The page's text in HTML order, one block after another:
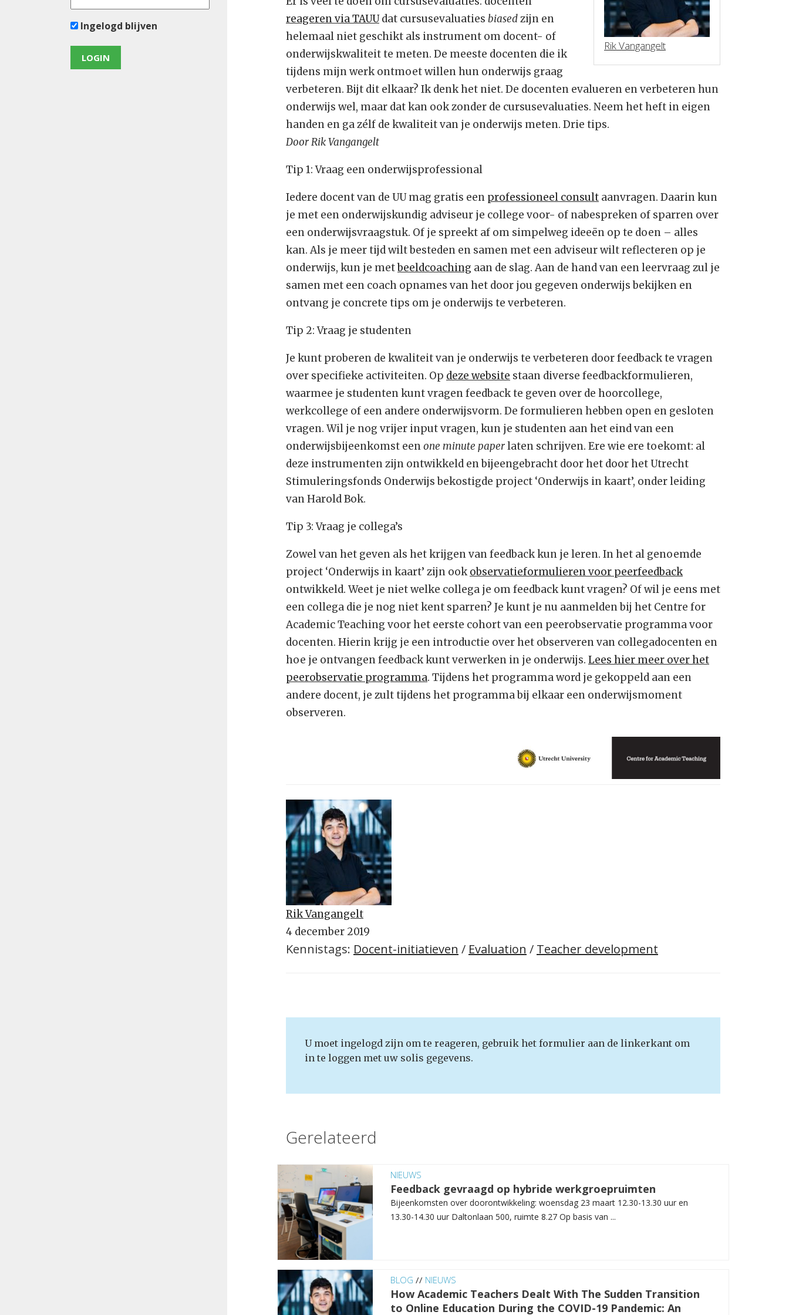
Ingelogd blijven
Rik Vangangelt
reageren via TAUUdat cursusevaluaties biasedzijn en
helemaal niet geschikt als instrument om docent- of
onderwijskwaliteit te meten. De meeste docenten die ik
tijdens mijn werk ontmoet willen hun onderwijs graag
verbeteren. Bijt dit elkaar? Ik denk het niet. De docenten evalueren en verbeteren hun
onderwijs wel, maar dat kan ook zonder de cursusevaluaties. Neem het heft in eigen
handen en ga zélf de kwaliteit van je onderwijs meten. Drie tips.
Door Rik Vangangelt
Tip 1: Vraag een onderwijsprofessional
Iedere docent van de UU mag gratis een professioneel consult aanvragen. Daarin kun
je met een onderwijskundig adviseur je college voor- of nabespreken of sparren over
een onderwijsvraagstuk. Of je spreekt af om simpelweg ideeën op te doen – alles
kan. Als je meer tijd wilt besteden en samen met een adviseur wilt reflecteren op je
onderwijs, kun je metbeeldcoaching aan de slag. Aan de hand van een leervraag zul je
samen met een coach opnames van het door jou gegeven onderwijs bekijken en
ontvang je concrete tips om je onderwijs te verbeteren.
Tip 2: Vraag je studenten
Je kunt proberen de kwaliteit van je onderwijs te verbeteren door feedback te vragen
over specifieke activiteiten. Op deze website staan diverse feedbackformulieren,
waarmee je studenten kunt vragen feedback te geven over de hoorcollege,
werkcollege of een andere onderwijsvorm. De formulieren hebben open en gesloten
vragen. Wil je nog vrijer input vragen, kun je studenten aan het eind van een
onderwijsbijeenkomst eenone minute paperlaten schrijven. Ere wie ere toekomt: al
deze instrumenten zijn ontwikkeld en bijeengebracht door het door het Utrecht
Stimuleringsfonds Onderwijs bekostigde project ‘Onderwijs in kaart’, onder leiding
van Harold Bok.
Tip 3: Vraag je collega’s
Zowel van het geven als het krijgen van feedback kun je leren. In het al genoemde
project ‘Onderwijs in kaart’ zijn ookobservatieformulieren voor peerfeedback
ontwikkeld. Weet je niet welke collega je om feedback kunt vragen? Of wil je eens met
een collega die je nog niet kent sparren? Je kunt je nu aanmelden bij het Centre for
Academic Teaching voor het eerste cohort van een peerobservatie programma voor
docenten. Hierin krijg je een introductie over het observeren van collegadocenten en
hoe je ontvangen feedback kunt verwerken in je onderwijs. Lees hier meer over het
peerobservatie programma. Tijdens het programma word je gekoppeld aan een
andere docent, je zult tijdens het programma bij elkaar een onderwijsmoment
observeren.
Rik Vangangelt
4 december 2019
Kennistags: Docent-initiatieven / Evaluation / Teacher development
U moet ingelogd zijn om te reageren, gebruik het formulier aan de linkerkant om
in te loggen met uw solis gegevens.
Gerelateerd
NIEUWS
Feedback gevraagd op hybride werkgroepruimten
Bijeenkomsten over doorontwikkeling: woensdag 23 maart 12.30-13.30 uur en
13.30-14.30 uur Daltonlaan 500, ruimte 8.27 Op basis van ...
BLOG // NIEUWS
How Academic Teachers Dealt With The Sudden Transition
to Online Education During the COVID-19 Pandemic: An